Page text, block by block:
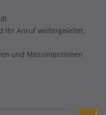
Ihr Anruf weitergeleitet.
und Messintentionen